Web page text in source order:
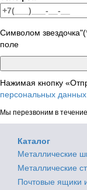
Символом
поле
Нажимая кнопку
персональных данных
Мы перезвоним в
Каталог
Металлические
Металлические
Почтовые ящики